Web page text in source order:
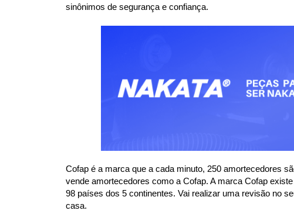
sinônimos de segurança e confiança.
Cofap é a marca que a cada minuto, 250 amortecedores
vende amortecedores como a Cofap. A marca Cofap
98 países dos 5 continentes. Vai realizar uma revisão no
casa.